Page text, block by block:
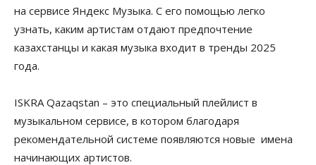
на сервисе Яндекс Музыка. С его помощью легко
узнать, каким артистам отдают предпочтение
казахстанцы и какая музыка входит в тренды 2025
года.
ISKRA Qazaqstan – это специальный плейлист в
музыкальном сервисе, в котором благодаря
рекомендательной системе появляются новые имена
начинающих артистов.